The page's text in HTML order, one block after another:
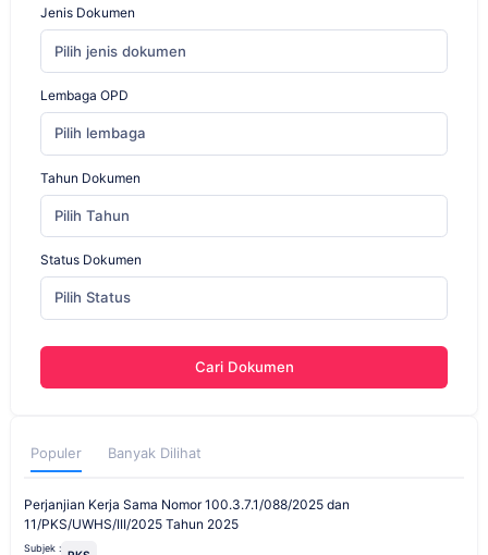
Jenis Dokumen
Pilih jenis dokumen
Lembaga OPD
Pilih lembaga
Tahun Dokumen
Pilih Tahun
Status Dokumen
Pilih Status
Cari Dokumen
Populer Banyak Dilihat
Perjanjian Kerja Sama Nomor 100.3.7.1/088/2025 dan
11/PKS/UWHS/III/2025 Tahun 2025
Subjek :